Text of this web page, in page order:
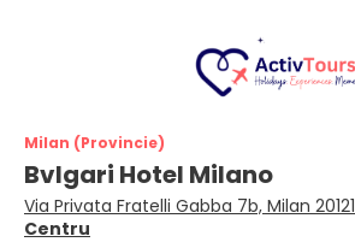
Milan (Provincie)
Bvlgari Hotel Milano
Via Privata Fratelli Gabba 7b, Milan 20121
Centru